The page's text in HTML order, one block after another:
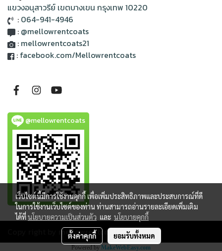
แขวงอนุสาวรีย์ เขตบางเขน กรุงเทพ 10220
: 064-941-4946
: @mellowrentcoats
: mellowrentcoats21
: facebook.com/Mellowrentcoats
@mellowrentcoats
Copy right by mellowrentcoats.com
Powered by MakeWebEasy.com
เว็บไซต์นี้มีการใช้งานคุกกี้ เพื่อเพิ่มประสิทธิภาพและประสบการณ์ที่ดี
ในการใช้งานเว็บไซต์ของท่าน ท่านสามารถอ่านรายละเอียดเพิ่มเติม
ได้ที่นโยบายความเป็นส่วนตัว และ นโยบายคุกกี้
ตั้งค่าคุกกี้ ยอมรับทั้งหมด